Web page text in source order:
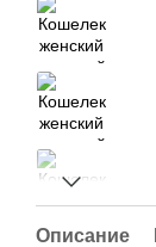
Описание